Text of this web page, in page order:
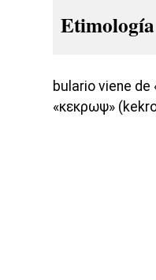
Etimología
bulario viene
«κεκρωψ»